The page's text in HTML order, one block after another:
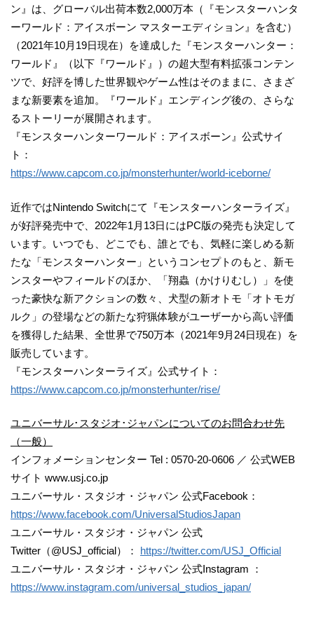
ン』は、グローバル出荷本数2,000万本（『モンスターハンタ
ーワールド：アイスボーン マスターエディション』を含む）
（2021年10月19日現在）を達成した『モンスターハンター：
ワールド』（以下『ワールド』）の超大型有料拡張コンテン
ツで、好評を博した世界観やゲーム性はそのままに、さまざ
まな新要素を追加。『ワールド』エンディング後の、さらな
るストーリーが展開されます。
『モンスターハンターワールド：アイスボーン』公式サイ
ト：
https://www.capcom.co.jp/monsterhunter/world-iceborne/
近作ではNintendo Switchにて『モンスターハンターライズ』
が好評発売中で、2022年1月13日にはPC版の発売も決定して
います。いつでも、どこでも、誰とでも、気軽に楽しめる新
たな「モンスターハンター」というコンセプトのもと、新モ
ンスターやフィールドのほか、「翔蟲（かけりむし）」を使
った豪快な新アクションの数々、犬型の新オトモ「オトモガ
ルク」の登場などの新たな狩猟体験がユーザーから高い評価
を獲得した結果、全世界で750万本（2021年9月24日現在）を
販売しています。
『モンスターハンターライズ』公式サイト：
https://www.capcom.co.jp/monsterhunter/rise/
ユニバーサル･スタジオ･ジャパンについてのお問合わせ先
（一般）
インフォメーションセンター Tel : 0570-20-0606 ／ 公式WEB
サイト www.usj.co.jp
ユニバーサル・スタジオ・ジャパン 公式Facebook：
https://www.facebook.com/UniversalStudiosJapan
ユニバーサル・スタジオ・ジャパン 公式
Twitter（@USJ_official）： https://twitter.com/USJ_Official
ユニバーサル・スタジオ・ジャパン 公式Instagram ：
https://www.instagram.com/universal_studios_japan/